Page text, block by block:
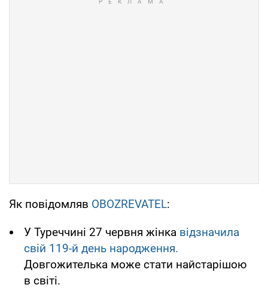
Як повідомляв OBOZREVATEL:
У Туреччині 27 червня жінка відзначила
свій 119-й день народження.
Довгожителька може стати найстарішою
в світі.